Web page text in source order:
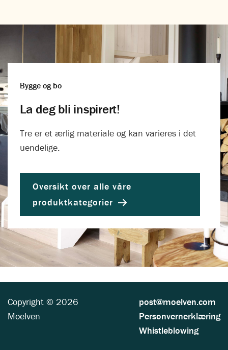
Bygge og bo
La deg bli inspirert!
Tre er et ærlig materiale og kan varieres i det
uendelige.
Oversikt over alle våre
produktkategorier
Copyright © 2026
Moelven
post@moelven.com
Personvernerklæring
Whistleblowing